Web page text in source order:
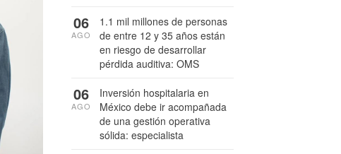
1.1 mil millones de personas
de entre 12 y 35 años están
en riesgo de desarrollar
pérdida auditiva: OMS
06
AGO
Inversión hospitalaria en
México debe ir acompañada
de una gestión operativa
sólida: especialista
06
AGO